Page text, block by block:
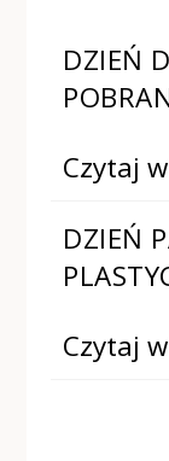
DZIEŃ
Czytaj
DZIEŃ
Czytaj